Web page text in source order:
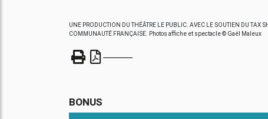
UNE PRODUCTION DU THÉÂTRE LE PUBLIC. AVEC LE SOUTIEN DU TAX
COMMUNAUTÉ FRANÇAISE. Photos affiche et spectacle © Gaël Maleux
BONUS